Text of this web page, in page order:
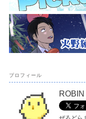
プロフィール